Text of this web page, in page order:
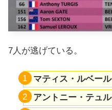
7人が逃げている。
マティス・ルベー
アントニー・テュ